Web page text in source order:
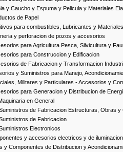
y Caucho y Espuma y Pelicula y Materiales
de Papel
para combustibles, Lubricantes y
y perforacion de pozos y accesorios
para Agricultura Pesca, Silvicultura y
para Construccion y Edificacion
de Fabricacion y Transformacion
y Suministros para Manejo,
Militares y Particulares - Accesorios y
para Generacion y Distribucion de
en General
de Fabricacion Estructuras, Obras
de Fabricacion
Electronicos
y accesorios electricos y de iluminacion
y Componentes de Distribucion y